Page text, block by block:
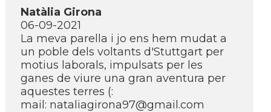
Natàlia Girona
06-09-2021
La meva parella i jo ens hem mudat a
un poble dels voltants d'Stuttgart per
motius laborals, impulsats per les
ganes de viure una gran aventura per
aquestes terres (:
mail: nataliagirona97@gmail.com